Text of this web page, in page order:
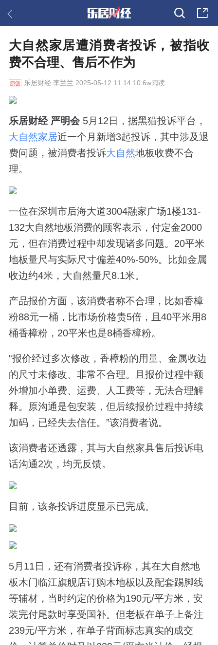
大自然家居遭消费者投诉，被指收
费不合理、售后不作为
乐居财经李兰兰 2025-05-12 11:14 10.6w阅读
乐居财经 严明会5月12日，据黑猫投诉平台，
大自然家居近一个月新增3起投诉，其中涉及退
费问题，被消费者投诉大自然地板收费不合
理。
一位在深圳市后海大道3004融家广场1楼131-
132大自然地板消费的顾客表示，付定金2000
元，但在消费过程中却发现诸多问题。20平米
地板量尺与实际尺寸偏差40%-50%。比如金属
收边约4米，大自然量尺8.1米。
产品报价方面，该消费者称不合理，比如香樟
粉88元一桶，比市场价格贵5倍，且40平米用8
桶香樟粉，20平米也是8桶香樟粉。
“报价经过多次修改，香樟粉的用量、金属收边
的尺寸未修改、非常不合理。且报价过程中额
外增加小单费、运费、人工费等，无法合理解
释。原沟通是包安装，但后续报价过程中持续
加码，已经失去信任。”该消费者说。
该消费者还透露，其与大自然家具售后投诉电
话沟通2次，均无反馈。
目前，该条投诉进度显示已完成。
5月11日，还有消费者投诉称，其在大自然地
板木门临江旗舰店订购木地板以及配套踢脚线
等辅材，当时约定的价格为190元/平方米，安
装完付尾款时享受国补。但老板在单子上备注
239元/平方米，在单子背面标志真实的成交